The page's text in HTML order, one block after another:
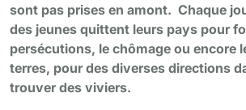
sont pas prises en amont. Chaque
des jeunes quittent leurs pays pour
persécutions, le chômage ou encore
terres, pour des diverses directions
trouver des viviers.